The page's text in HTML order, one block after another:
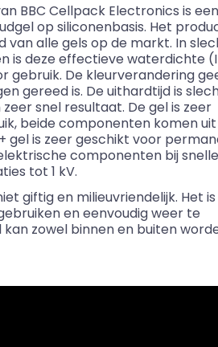
van BBC Cellpack Electronics is
op siliconenbasis. Het
alle gels op de markt. In
is deze effectieve waterdichte
gebruik. De kleurverandering
gereed is. De uithardtijd is
snel resultaat. De gel is zeer
beide componenten komen
gel is zeer geschikt voor
componenten bij
tot 1 kV.
giftig en milieuvriendelijk. Het
en eenvoudig weer te
kan zowel binnen en buiten